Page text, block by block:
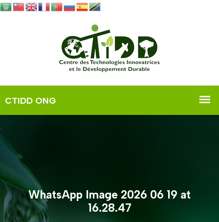
WhatsApp Image 2026 06 19 at
16.28.47